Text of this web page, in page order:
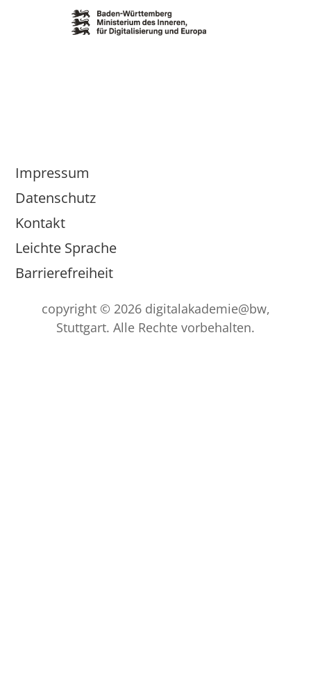
Impressum
Datenschutz
Kontakt
Leichte Sprache
Barrierefreiheit
copyright © 2026 digitalakademie@bw,
Stuttgart. Alle Rechte vorbehalten.